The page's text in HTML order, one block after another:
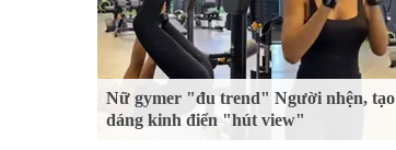
Nữ gymer "đu trend" Người nhện, tạo
dáng kinh điển "hút view"